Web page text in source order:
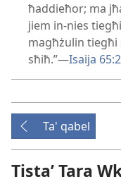
ħaddieħor; ma
jiem in-nies
magħżulin tiegħi
sħiħ.”—Isaija
Ta' qabel
Tistaʼ Tara